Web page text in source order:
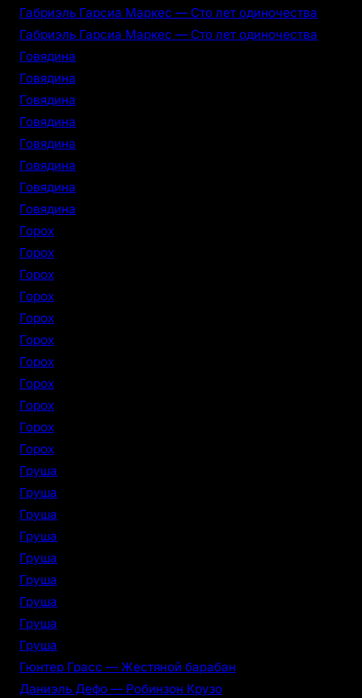
Габриэль Гарсиа Маркес — Сто лет одиночества
Габриэль Гарсиа Маркес — Сто лет одиночества
Говядина
Говядина
Говядина
Говядина
Говядина
Говядина
Говядина
Говядина
Горох
Горох
Горох
Горох
Горох
Горох
Горох
Горох
Горох
Горох
Горох
Груша
Груша
Груша
Груша
Груша
Груша
Груша
Груша
Груша
Гюнтер Грасс — Жестяной барабан
Даниэль Дефо — Робинзон Крузо